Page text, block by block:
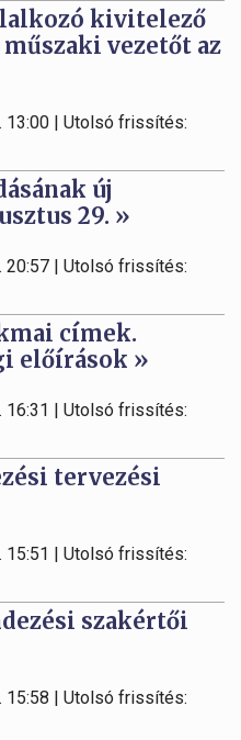
kivitelező
vezetőt az
13:00 | Utolsó frissítés:
új
29. »
20:57 | Utolsó frissítés:
címek.
előírások »
16:31 | Utolsó frissítés:
tervezési
15:51 | Utolsó frissítés:
szakértői
15:58 | Utolsó frissítés: